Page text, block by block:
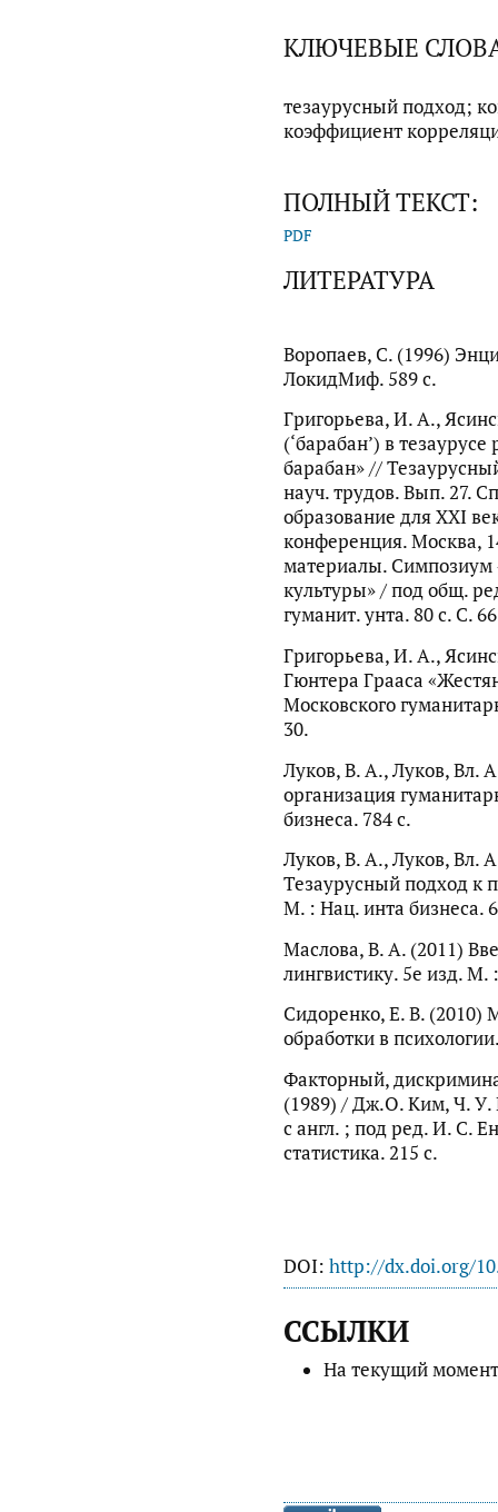
КЛЮЧЕВЫЕ
тезаурусный подход;
коэффициент
ПОЛНЫЙ ТЕКСТ:
PDF
ЛИТЕРАТУРА
Воропаев, С. (1996)
ЛокидМиф. 589 с.
Григорьева, И. А.,
(‘барабан’) в
барабан» //
науч. трудов. Вып. 27.
образование для XXI
конференция. Москва,
материалы. Симпозиум
культуры» / под общ.
гуманит. унта. 80 с. С.
Григорьева, И. А.,
Гюнтера Грааса
Московского
30.
Луков, В. А., Луков, Вл.
организация
бизнеса. 784 с.
Луков, В. А., Луков, Вл.
Тезаурусный подход к
М. : Нац. инта бизнеса.
Маслова, В. А. (2011)
лингвистику. 5е изд. М.
Сидоренко, Е. В. (2010)
обработки в
Факторный,
(1989) / Дж.О. Ким, Ч. У.
с англ. ; под ред. И. С.
статистика. 215 с.
DOI: http://dx.doi.org/
ССЫЛКИ
На текущий